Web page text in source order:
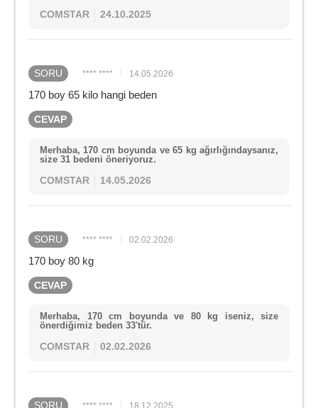
COMSTAR 24.10.2025
SORU **** **** 14.05.2026
170 boy 65 kilo hangi beden
CEVAP
Merhaba, 170 cm boyunda ve 65 kg ağırlığındaysanız,
size 31 bedeni öneriyoruz.
COMSTAR 14.05.2026
SORU **** **** 02.02.2026
170 boy 80 kg
CEVAP
Merhaba, 170 cm boyunda ve 80 kg iseniz, size
önerdiğimiz beden 33'tür.
COMSTAR 02.02.2026
SORU